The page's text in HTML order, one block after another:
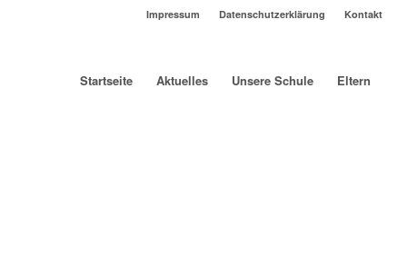
Impressum Datenschutzerklärung Kontakt
Startseite Aktuelles Unsere Schule Eltern